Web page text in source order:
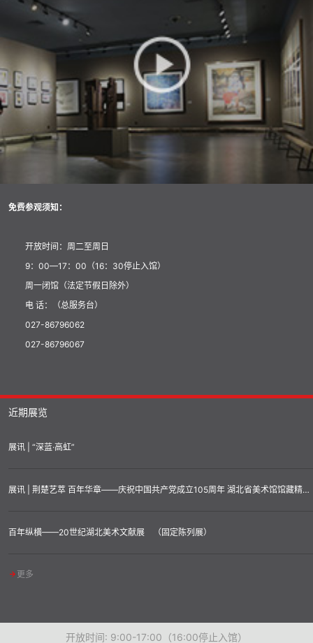
免费参观须知：
开放时间：周二至周日
9：00—17：00（16：30停止入馆）
周一闭馆（法定节假日除外）
电 话：（总服务台）
027-86796062
027-86796067
近期展览
展讯 | “深蓝·高虹”
展讯 | 荆楚艺萃 百年华章——庆祝中国共产党成立105周年 湖北省美术馆馆藏精品汇展
百年纵横——20世纪湖北美术文献展 （固定陈列展）
更多
开放时间: 9:00-17:00（16:00停止入馆）